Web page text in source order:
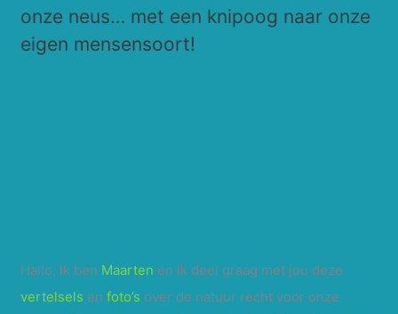
n
a
onze neus… met een knipoog naar onze
eigen mensensoort!
Hallo, ik ben Maarten en ik deel graag met jou deze
vertelsels enfoto’s over de natuur recht voor onze